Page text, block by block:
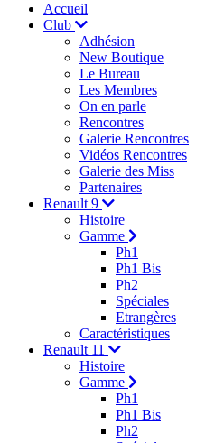
Accueil
Club
Adhésion
New Boutique
Le Bureau
Les Membres
On en parle
Rencontres
Galerie Rencontres
Vidéos Rencontres
Galerie des Miss
Partenaires
Renault 9
Histoire
Gamme
Ph1
Ph1 Bis
Ph2
Spéciales
Etrangères
Caractéristiques
Renault 11
Histoire
Gamme
Ph1
Ph1 Bis
Ph2